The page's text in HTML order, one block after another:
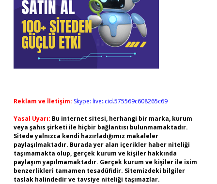
Reklam ve İletişim: Skype: live:.cid.575569c608265c69
Yasal Uyarı: Bu internet sitesi, herhangi bir marka, kurum
veya şahıs şirketi ile hiçbir bağlantısı bulunmamaktadır.
Sitede yalnızca kendi hazırladığımız makaleler
paylaşılmaktadır. Burada yer alan içerikler haber niteliği
taşımamakta olup, gerçek kurum ve kişiler hakkında
paylaşım yapılmamaktadır. Gerçek kurum ve kişiler ile isim
benzerlikleri tamamen tesadüfidir. Sitemizdeki bilgiler
taslak halindedir ve tavsiye niteliği taşımazlar.